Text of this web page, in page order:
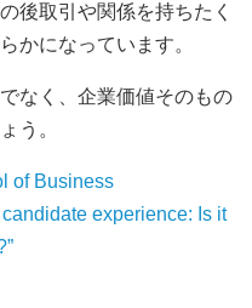
後取引や関係を持ちたく
かになっています。
なく、企業価値そのもの
う。
of Business
experience: Is it